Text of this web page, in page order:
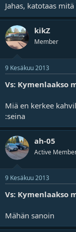
Jahas, katotaas
kikZ
Member
9 Kesäkuu 2013
Vs: Kymenlaakso
Miä en kerkee
:seina
ah-05
Active
9 Kesäkuu 2013
Vs: Kymenlaakso
Mähän sanoin